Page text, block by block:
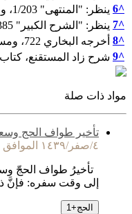
^
6 ينظر: "المنتهى" 1/203، و"الإقناع" 1/ 165
^
7 ينظر: "الشرح الكبير" 3/385، و"كشاف القناع" 2/256-257
^
8 أخرجه البخاري 722، ومسلم 414 من حديث أبي هريرة.
^
9 شرح زاد المستقنع،
مواد ذات صلة
تأخير طواف الحج
٤/صفر/١٤٣٩ الموافق ٢٤/أكتوبر/٢٠١٧
تأخيرُ طواف الحجّ
إلى وقت سفره: فإنَّ
الحج+
1